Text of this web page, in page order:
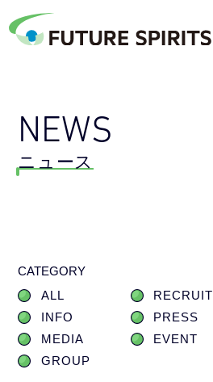
NEWS
ニュース
CATEGORY
ALL
RECRUIT
INFO
PRESS
MEDIA
EVENT
GROUP